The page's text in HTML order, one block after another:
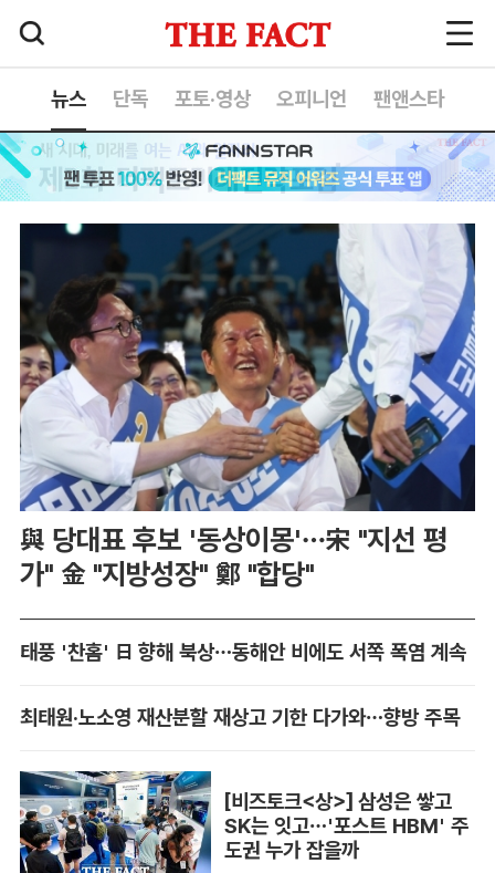
뉴스 단독 포토·영상 오피니언 팬앤스타
與 당대표 후보 '동상이몽'…宋 "지선 평
가" 金 "지방성장" 鄭 "합당"
태풍 '찬홈' 日 향해 북상…동해안 비에도 서쪽 폭염 계속
최태원·노소영 재산분할 재상고 기한 다가와…향방 주목
[비즈토크<상>] 삼성은 쌓고
SK는 잇고…'포스트 HBM' 주
도권 누가 잡을까